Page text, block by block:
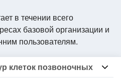
в течении всего
базовой организации и
пользователям.
клеток позвоночных